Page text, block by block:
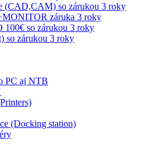
(CAD,CAM) so zárukou 3 roky
záruka 3 roky
so zárukou 3 roky
so zárukou 3 roky
PC aj NTB
(Docking station)